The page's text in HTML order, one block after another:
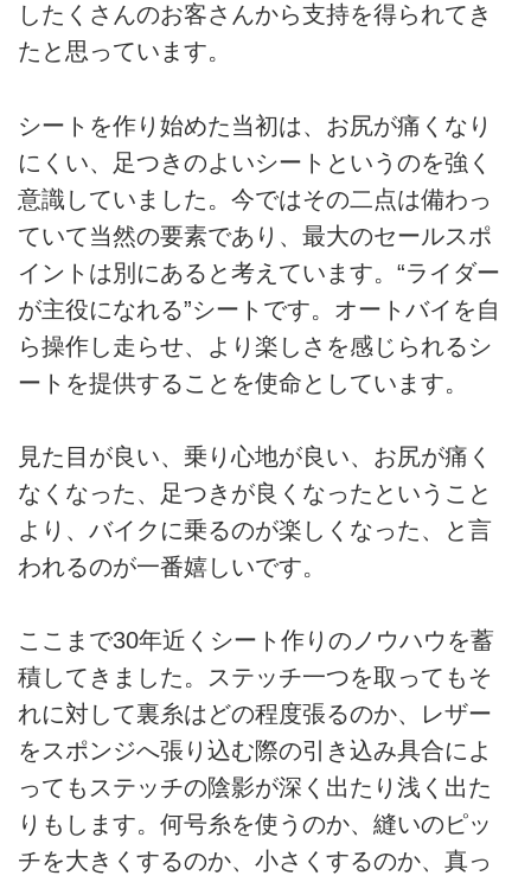
したくさんのお客さんから支持を得られてき
たと思っています。
シートを作り始めた当初は、お尻が痛くなり
にくい、足つきのよいシートというのを強く
意識していました。今ではその二点は備わっ
ていて当然の要素であり、最大のセールスポ
イントは別にあると考えています。“ライダー
が主役になれる”シートです。オートバイを自
ら操作し走らせ、より楽しさを感じられるシ
ートを提供することを使命としています。
見た目が良い、乗り心地が良い、お尻が痛く
なくなった、足つきが良くなったということ
より、バイクに乗るのが楽しくなった、と言
われるのが一番嬉しいです。
ここまで30年近くシート作りのノウハウを蓄
積してきました。ステッチ一つを取ってもそ
れに対して裏糸はどの程度張るのか、レザー
をスポンジへ張り込む際の引き込み具合によ
ってもステッチの陰影が深く出たり浅く出た
りもします。何号糸を使うのか、縫いのピッ
チを大きくするのか、小さくするのか、真っ